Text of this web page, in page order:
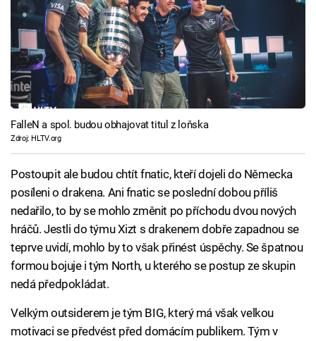
FalleN a spol. budou obhajovat titul z loňska
Zdroj: HLTV.org
Postoupit ale budou chtít fnatic, kteří dojeli do Německa
posíleni o drakena. Ani fnatic se poslední dobou příliš
nedařilo, to by se mohlo změnit po příchodu dvou nových
hráčů. Jestli do týmu Xizt s drakenem dobře zapadnou se
teprve uvidí, mohlo by to však přinést úspěchy. Se špatnou
formou bojuje i tým North, u kterého se postup ze skupin
nedá předpokládat.
Velkým outsiderem je tým BIG, který má však velkou
motivaci se předvést před domácím publikem. Tým v